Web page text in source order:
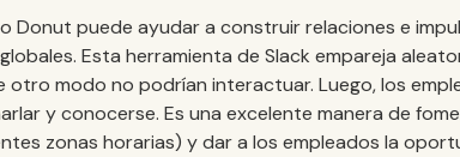
Donut puede ayudar a construir relaciones e
Esta herramienta de Slack empareja
modo no podrían interactuar. Luego, los
y conocerse. Es una excelente manera de
zonas horarias) y dar a los empleados la